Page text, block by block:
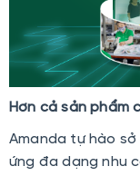
Hơn cả sản phẩm
Amanda tự hào
ứng đa dạng nhu